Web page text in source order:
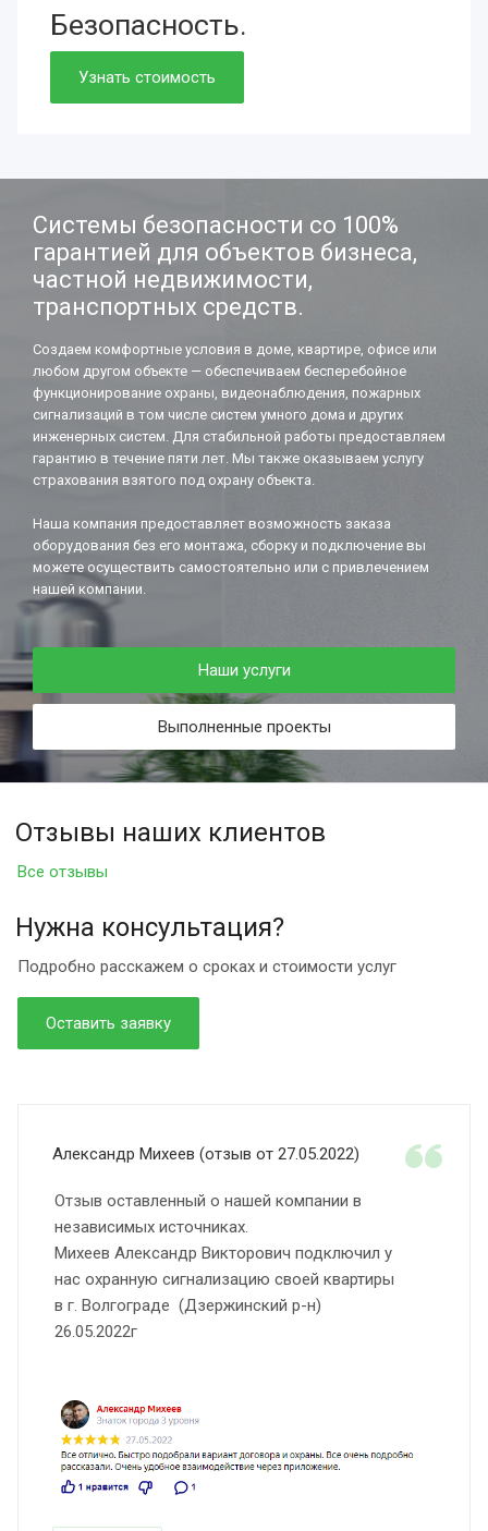
Безопасность.
Сохранность.Престиж.
Просто. Быстро. Доступно.
Нужно. Обязательно.
Узнать стоимость
Системы безопасности со 100%
гарантией для объектов бизнеса,
частной недвижимости,
транспортных средств.
Создаем комфортные условия в доме, квартире, офисе или
любом другом объекте — обеспечиваем бесперебойное
функционирование охраны, видеонаблюдения, пожарных
сигнализаций в том числе систем умного дома и других
инженерных систем. Для стабильной работы предоставляем
гарантию в течение пяти лет. Мы также оказываем услугу
страхования взятого под охрану объекта.
Наша компания предоставляет возможность заказа
оборудования без его монтажа, сборку и подключение вы
можете осуществить самостоятельно или с привлечением
нашей компании.
Наши услуги
Выполненные проекты
Нужна консультация?
Подробно расскажем о сроках и стоимости услуг
Оставить заявку
Все отзывы
Отзывы наших клиентов
Александр Михеев (отзыв от 27.05.2022)
Отзыв оставленный о нашей компании в
независимых источниках.
Михеев Александр Викторович подключил у
нас охранную сигнализацию своей квартиры
в г. Волгограде (Дзержинский р-н)
26.05.2022г